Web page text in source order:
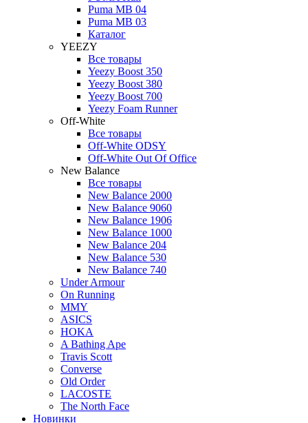
Puma MB 04
Puma MB 03
Каталог
YEEZY
Все товары
Yeezy Boost 350
Yeezy Boost 380
Yeezy Boost 700
Yeezy Foam Runner
Off-White
Все товары
Off-White ODSY
Off-White Out Of Office
New Balance
Все товары
New Balance 2000
New Balance 9060
New Balance 1906
New Balance 1000
New Balance 204
New Balance 530
New Balance 740
Under Armour
On Running
MMY
ASICS
HOKA
A Bathing Ape
Travis Scott
Converse
Old Order
LACOSTE
The North Face
Новинки